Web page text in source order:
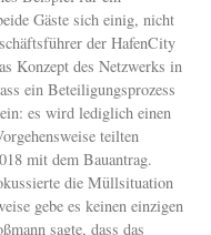
Gäste sich einig, nicht
der HafenCity
Konzept des Netzwerks in
ein Beteiligungsprozess
es wird lediglich einen
teilten
mit dem Bauantrag.
die Müllsituation
gebe es keinen einzigen
sagte, dass das